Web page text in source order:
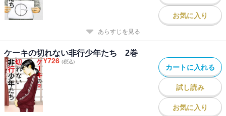
お気に入り
あらすじを見る
ケーキの切れない非行少年たち 2巻
¥726 (税込)
カートに入れる
試し読み
お気に入り